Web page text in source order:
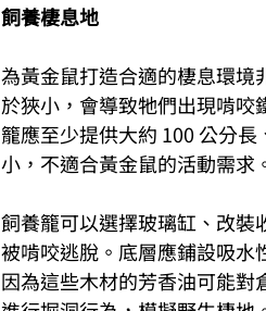
飼養棲息地
為黃金鼠打造合適的棲息環境
於狹小，會導致牠們出現啃
籠應至少提供大約 100 公分
小，不適合黃金鼠的活動需求
飼養籠可以選擇玻璃缸、改裝
被啃咬逃脫。底層應鋪設吸水
因為這些木材的芳香油可能對